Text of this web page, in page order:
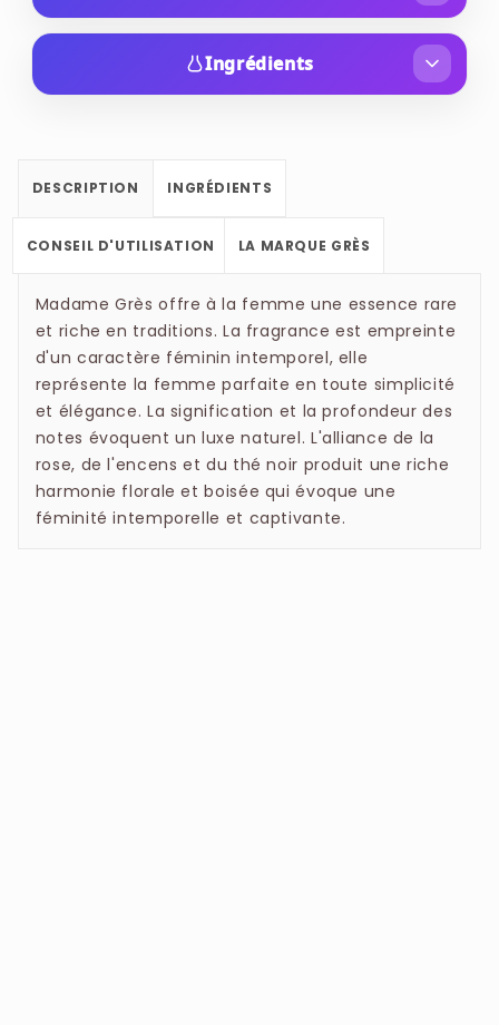
CABOTINE, qui signifie à l'origine actrice, est
une fragrance aux milles facettes qui joue de
son charme au moyen d'un regard, pleine de
Attachant, espiègle, irrésistible.
débute la fragrance, entre Fleur de Cerisier,
ouverture laisse bientôt place à la sensualité du
Jasmin Sambac et de la Tubéreuse, relevée
d’une pointe de Poivre. Enfin, le Santal et le
Vétiver déploient leurs précieux accents boisés
en notes de fond sur un lit de Muscs moelleux.
Ingrédients
CARBOXALDEHYDE, LINALOOL, HEXYL
ISOMETHYL IONONE, CITROELLOL,
EUGENOL, BENZYL BENZOATE, BENZYL
ALCOHOL, CITRAL,
Lait corps : ETHYLHEXYL STEARATE,
CAPRYLIC/CAPRIC TRIGLYCERIDE, POLYSORBATE
20, CARBOMER, ACRYLATES/C10-30 ALKYL
ACRYLATE CROSSPOLYMER, POLYSORBATE 80,
SODIUM HYDROXIDE, PHENOXYETHANOL, BHT,
DISODIUM EDTA, ETHYLHEXYLGLYCERIN
DESCRIPTION INGRÉDIENTS
CONSEIL D'UTILISATION LA MARQUE GRÈS
Madame Grès offre à la femme une essence rare
et riche en traditions. La fragrance est empreinte
d'un caractère féminin intemporel, elle
représente la femme parfaite en toute simplicité
et élégance. La signification et la profondeur des
notes évoquent un luxe naturel. L'alliance de la
rose, de l'encens et du thé noir produit une riche
harmonie florale et boisée qui évoque une
féminité intemporelle et captivante.